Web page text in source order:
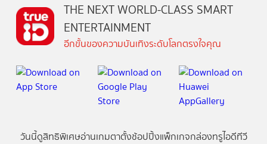
THE NEXT WORLD-CLASS SMART
ENTERTAINMENT
อีกขั้นของความบันเทิงระดับโลกตรงใจคุณ
วันนี้ดูสิทธิพิเศษอ่านเกมตาตั้งช้อปปิ้งแพ็กเกจกล่องทรูไอดีทีวี